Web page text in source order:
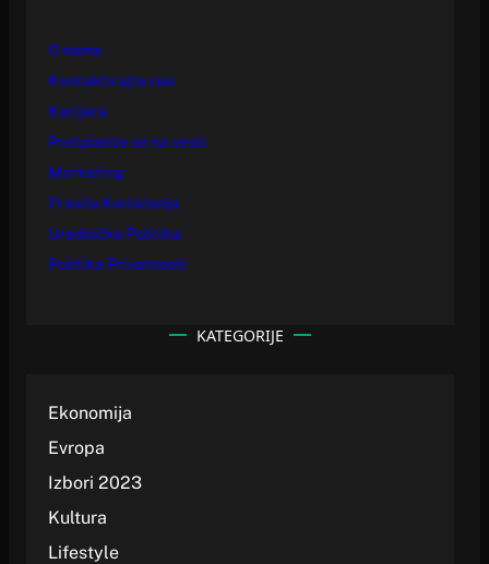
O nama
Kontaktirajte nas
Karijera
Pretplatite se na vesti
Marketing
Pravila Korišćenja
Urednička Politika
Politika Privatnosti
KATEGORIJE
Ekonomija
Evropa
Izbori 2023
Kultura
Lifestyle